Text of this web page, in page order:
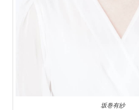
坂巻有紗